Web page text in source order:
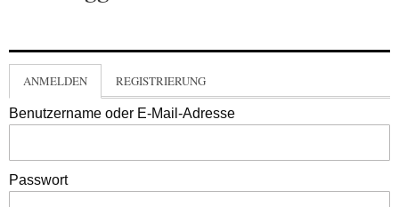
ANMELDEN REGISTRIERUNG
Benutzername oder E-Mail-Adresse
Passwort